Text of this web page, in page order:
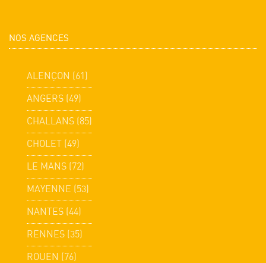
NOS AGENCES
ALENÇON (61)
ANGERS (49)
CHALLANS (85)
CHOLET (49)
LE MANS (72)
MAYENNE (53)
NANTES (44)
RENNES (35)
ROUEN (76)